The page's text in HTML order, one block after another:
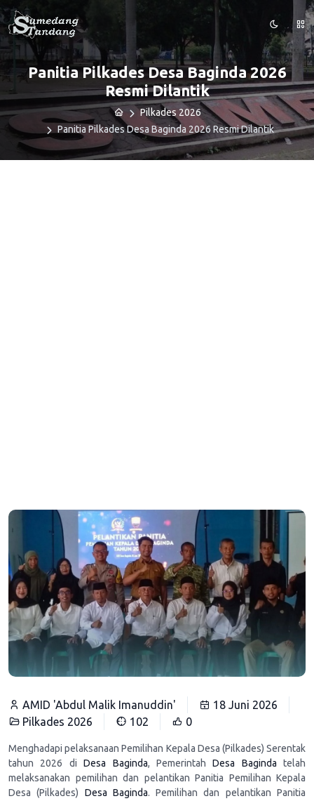
Panitia Pilkades Desa Baginda 2026
Resmi Dilantik
Pilkades 2026
Panitia Pilkades Desa Baginda 2026 Resmi Dilantik
AMID 'Abdul Malik Imanuddin'
18 Juni 2026
Pilkades 2026
102 0
Menghadapi pelaksanaan Pemilihan Kepala Desa (Pilkades) Serentak
tahun 2026 diDesa Baginda, PemerintahDesa Baginda telah
melaksanakan pemilihan dan pelantikan Panitia Pemilihan Kepala
Desa (Pilkades) Desa Baginda. Pemilihan dan pelantikan Panitia